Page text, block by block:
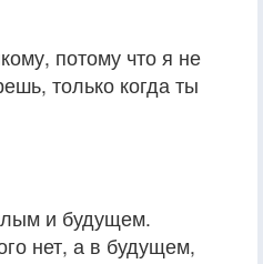
потому что я не
только когда ты
и будущем.
нет, а в будущем,